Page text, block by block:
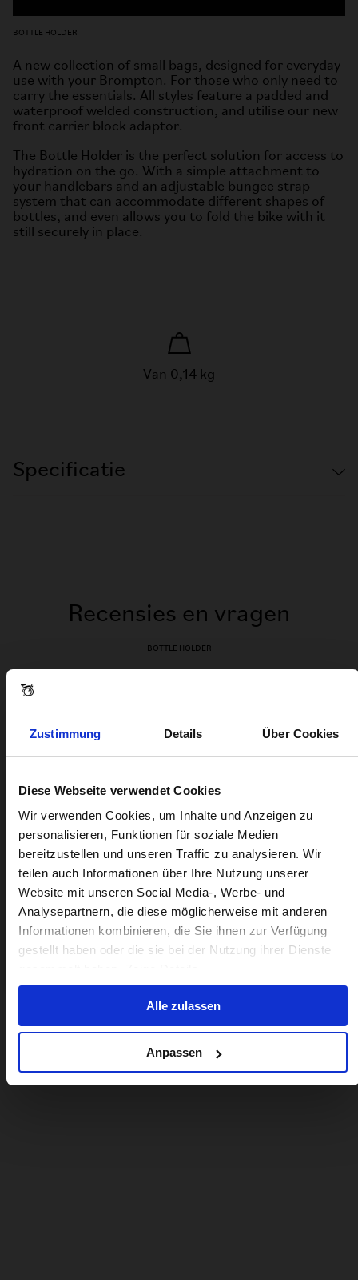
Zustimmung Details Über Cookies
Diese Webseite verwendet Cookies
Wir verwenden Cookies, um Inhalte und Anzeigen zu
personalisieren, Funktionen für soziale Medien
bereitzustellen und unseren Traffic zu analysieren. Wir
teilen auch Informationen über Ihre Nutzung unserer
Website mit unseren Social Media-, Werbe- und
Analysepartnern, die diese möglicherweise mit anderen
Informationen kombinieren, die Sie ihnen zur Verfügung
gestellt haben oder die sie bei der Nutzung ihrer Dienste
Alle zulassen
Anpassen
BOTTLE HOLDER
A new collection of small bags, designed for everyday
use with your Brompton. For those who only need to
carry the essentials. All styles feature a padded and
waterproof welded construction, and utilise our new
front carrier block adaptor.
The Bottle Holder is the perfect solution for access to
hydration on the go. With a simple attachment to
your handlebars and an adjustable bungee strap
system that can accommodate different shapes of
bottles, and even allows you to fold the bike with it
still securely in place.
Van 0,14 kg
Specificatie
Recensies en vragen
BOTTLE HOLDER
Visiting from the United States?
For a better experience, please visit our:
US website
No, stay here